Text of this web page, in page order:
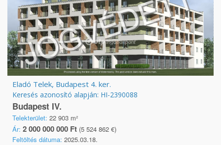
Eladó Telek, Budapest 4. ker.
Keresés azonosító alapján: HI-2390088
Budapest IV.
Telekterület: 22 903 m²
Ár: 2 000 000 000 Ft (5 524 862 €)
Feltöltés dátuma: 2025.03.18.